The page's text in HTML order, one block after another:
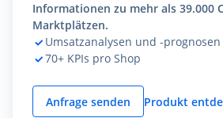
Informationen zu mehr als 39.000
Marktplätzen.
Umsatzanalysen und -prognosen
70+ KPIs pro Shop
Anfrage senden Produkt